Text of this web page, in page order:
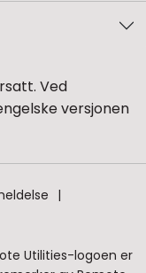
Ved
versjonen
Utilities-logoen er